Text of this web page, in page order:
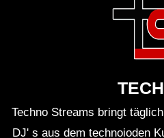
Techno Streams bringt
DJ' s aus dem technoioden